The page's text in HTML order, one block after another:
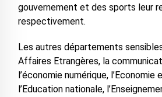
gouvernement et des sports leur
respectivement.
Les autres départements
Affaires Etrangères, la
l’économie numérique, l’Economie
l’Education nationale,